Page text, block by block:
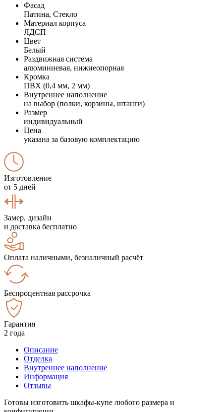
Фасад
Патина, Стекло
Материал корпуса
ЛДСП
Цвет
Белый
Раздвижная система
алюминиевая, нижнеопорная
Кромка
ПВХ (0,4 мм, 2 мм)
Внутреннее наполнение
на выбор (полки, корзины, штанги)
Размер
индивидуальный
Цена
указана за базовую комплектацию
Изготовление
от 5 дней
Замер, дизайн
и доставка бесплатно
Оплата наличными, безналичный расчёт
Беспроцентная рассрочка
Гарантия
2 года
Описание
Отделка
Внутреннее наполнение
Информация
Отзывы
Готовы изготовить шкафы-купе любого размера и